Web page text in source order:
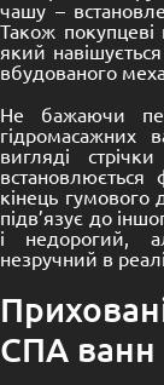
чашу –
Також покупцеві
який
вбудованого
Не бажаючи
гідромасажних
вигляді
встановлюється
кінець гумового
підв’язує до
і недорогий,
незручний в
СПА ванн